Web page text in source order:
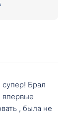
Брал
впервые
, была не